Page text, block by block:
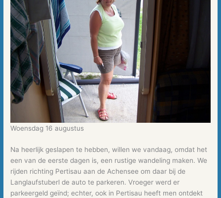
Woensdag 16 augustus
Na heerlijk geslapen te hebben, willen we vandaag, omdat het
een van de eerste dagen is, een rustige wandeling maken. We
rijden richting Pertisau aan de Achensee om daar bij de
Langlaufstuberl de auto te parkeren. Vroeger werd er
parkeergeld geïnd; echter, ook in Pertisau heeft men ontdekt